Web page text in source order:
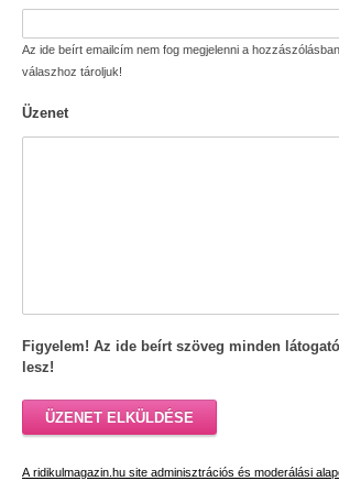
Az ide beírt emailcím nem fog megjelenni a
válaszhoz tároljuk!
Üzenet
Figyelem! Az ide beírt szöveg minden
lesz!
ÜZENET ELKÜLDÉSE
A ridikulmagazin.hu site adminisztrációs és moderálási